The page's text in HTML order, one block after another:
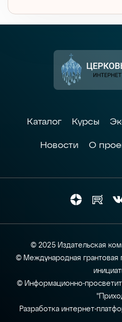
Каталог Курсы
Новости О
© 2025 Издательская
© Международная грантовая
© Информационно-
Разработка интернет-